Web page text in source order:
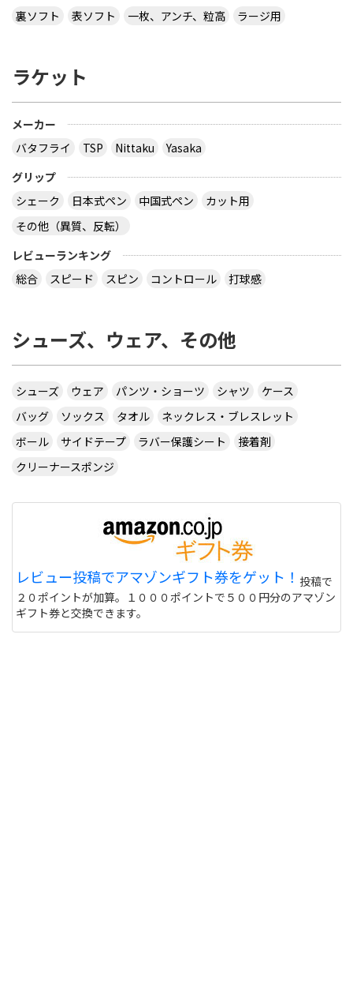
裏ソフト
表ソフト 一枚、アンチ、粒高 ラージ用
ラケット
メーカー
バタフライ
TSP Nittaku
Yasaka
グリップ
シェーク
日本式ペン 中国式ペン
カット用
その他（異質、反転）
レビューランキング
総合
スピード スピン コントロール 打球感
シューズ、ウェア、その他
シューズ ウェア パンツ・ショーツ シャツ
ケース
バッグ
ソックス タオル
ネックレス・ブレスレット
ボール
サイドテープ ラバー保護シート
接着剤
クリーナースポンジ
レビュー投稿でアマゾンギフト券をゲット！ 投稿で
２０ポイントが加算。１０００ポイントで５００円分のアマゾン
ギフト券と交換できます。